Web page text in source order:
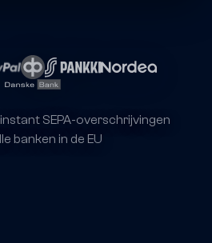
SEPA-overschrijvingen
banken in de EU